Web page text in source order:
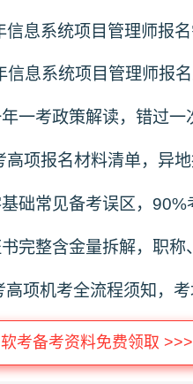
软考备考资料免费领取 >>>